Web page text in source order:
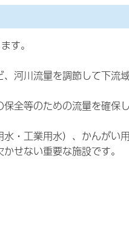
す。
河川流量を調節して下流
全等のための流量を確保し
・工業用水）、かんがい
せない重要な施設です。